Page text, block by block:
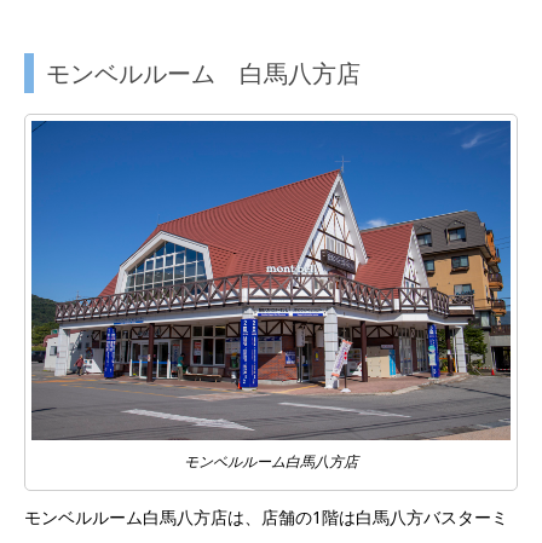
モンベルルーム 白馬八方店
モンベルルーム白馬八方店
モンベルルーム白馬八方店は、店舗の1階は白馬八方バスターミ